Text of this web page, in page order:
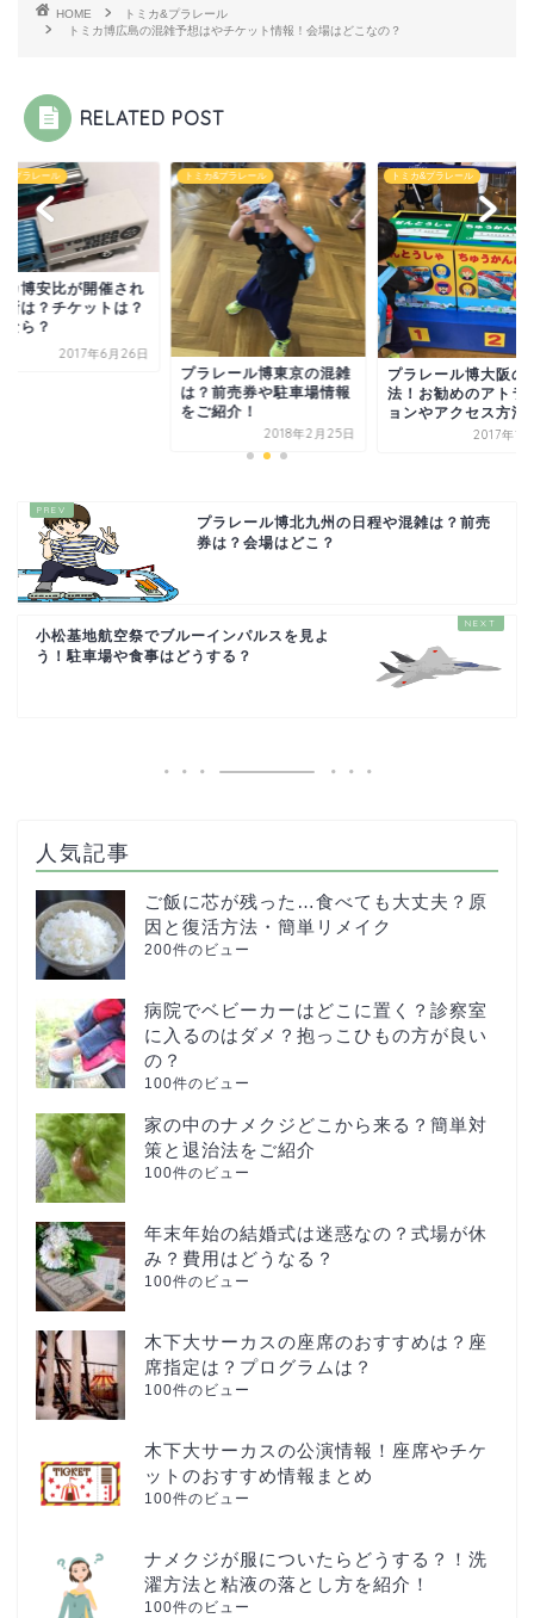
HOME
トミカ&プラレール
トミカ博広島の混雑予想はやチケット情報！会場はどこなの？
RELATED POST
&プラレール
カ博安比が開催され
所は？チケットは？
なら？
2017年6月26日
トミカ&プラレール
プラレール博東京の混雑
は？前売券や駐車場情報
をご紹介！
2018年2月25日
トミカ&プラレール
プラレール博大阪の
法！お勧めのアトラ
ョンやアクセス方法
2017年12
プラレール博北九州の日程や混雑は？前売
券は？会場はどこ？
小松基地航空祭でブルーインパルスを見よ
う！駐車場や食事はどうする？
人気記事
ご飯に芯が残った…食べても大丈夫？原
因と復活方法・簡単リメイク
200件のビュー
病院でベビーカーはどこに置く？診察室
に入るのはダメ？抱っこひもの方が良い
の？
100件のビュー
家の中のナメクジどこから来る？簡単対
策と退治法をご紹介
100件のビュー
年末年始の結婚式は迷惑なの？式場が休
み？費用はどうなる？
100件のビュー
木下大サーカスの座席のおすすめは？座
席指定は？プログラムは？
100件のビュー
木下大サーカスの公演情報！座席やチケ
ットのおすすめ情報まとめ
100件のビュー
ナメクジが服についたらどうする？！洗
濯方法と粘液の落とし方を紹介！
100件のビュー